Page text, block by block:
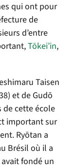
qui ont pour
de
d’entre
Tōkei’in,
Taisen
et de Gudō
de cette école
important sur
Ryōtan a
Brésil où il a
fondé un